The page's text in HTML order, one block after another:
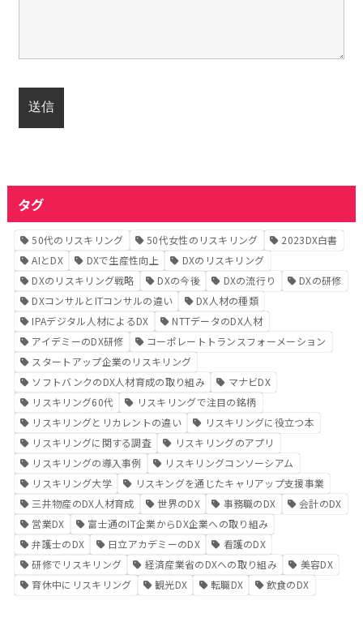
タグ
50代のリスキリング 50代女性のリスキリング
2023DX白書
AIとDX
DXで生産性向上
DXのリスキリング
DXのリスキリング戦略
DXの今後 DXの流行り
DXの研修
DXコンサルとITコンサルの違い
DX人材の種類
IPAデジタル人材によるDX
NTTデータのDX人材
アイデミーのDX研修
コーポレートトランスフォーメーション
スタートアップ企業のリスキリング
ソフトバンクのDX人材育成の取り組み
マナビDX
リスキリング60代
リスキリングで注目の銘柄
リスキリングとリカレントの違い
リスキリングに役立つ本
リスキリングに関する調査
リスキリングのアプリ
リスキリングの導入事例
リスキリングコンソーシアム
リスキリング大学
リスキングを通じたキャリアップ支援事業
三井物産のDX人材育成
世界のDX 事務職のDX
会計のDX
営業DX
富士通のIT企業からDX企業への取り組み
弁護士のDX
日立アカデミーのDX
看護のDX
研修でリスキリング
経済産業省のDXへの取り組み
美容DX
育休中にリスキリング
観光DX 転職DX 飲食のDX